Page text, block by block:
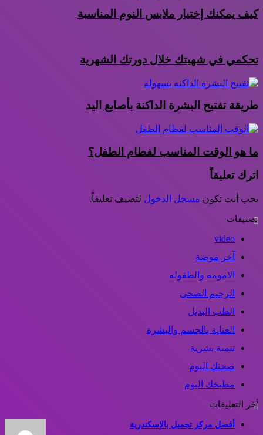
كيف يمكنك إختيار ملابس النوم المناسبة
تحكمي في شهيتك خلال دورتك الشهرية
طريقة تفتيح البشرة الداكنة بأصابع اليد
ما هو الوقت المناسب لفطام الطفل؟
اترك تعليقاً
يجب أنت تكون مسجل الدخول لتضيف تعليقاً.
تصنيفات
video
آخر موضة
الامومة والطفولة
الرجيم الصحى
الطب البديل
العناية بالجسم والبشرة
تنمية بشرية
صحتك اليوم
مطبخك اليوم
أخر التعليقات
أفضل مركز تجميل بالإسكندرية